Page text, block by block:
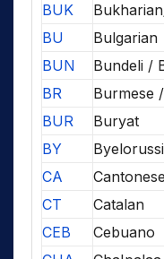
BUK
BU
Bulgarian
BUN
Bundeli /
BR
Burmese
BUR
Buryat
BY
CA
CT
Catalan
CEB
Cebuano